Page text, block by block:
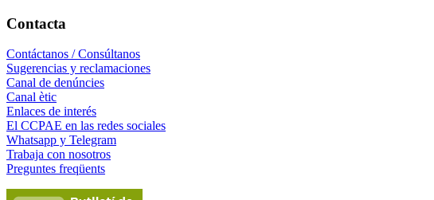
Contacta
Contáctanos / Consúltanos
Sugerencias y reclamaciones
Canal de denúncies
Canal ètic
Enlaces de interés
El CCPAE en las redes sociales
Whatsapp y Telegram
Trabaja con nosotros
Preguntes freqüents